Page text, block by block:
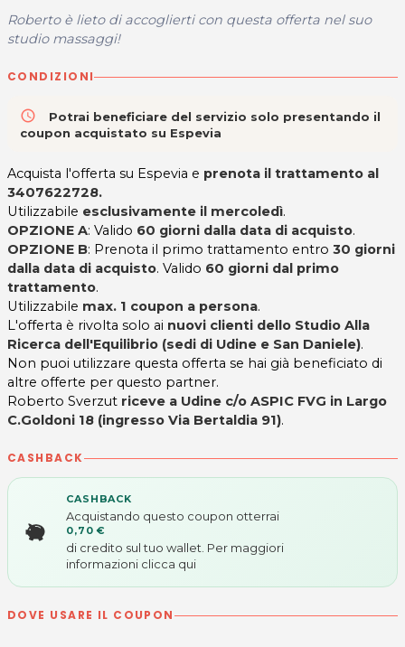
Roberto è lieto di accoglierti con questa offerta nel suo
studio massaggi!
CONDIZIONI
access_time
Potrai beneficiare del servizio solo presentando il
coupon acquistato su Espevia
Acquista l'offerta su Espevia e prenota il trattamento al
3407622728.
Utilizzabile esclusivamente il mercoledì.
OPZIONE A: Valido 60 giorni dalla data di acquisto.
OPZIONE B: Prenota il primo trattamento entro 30 giorni
dalla data di acquisto. Valido 60 giorni dal primo
trattamento.
Utilizzabile max. 1 coupon a persona.
L'offerta è rivolta solo ai nuovi clienti dello Studio Alla
Ricerca dell'Equilibrio (sedi di Udine e San Daniele).
Non puoi utilizzare questa offerta se hai già beneficiato di
altre offerte per questo partner.
Roberto Sverzut riceve a Udine c/o ASPIC FVG in Largo
C.Goldoni 18 (ingresso Via Bertaldia 91).
CASHBACK
CASHBACK
Acquistando questo coupon otterrai
0,70 €
di credito sul tuo wallet. Per maggiori
informazioni clicca qui
DOVE USARE IL COUPON